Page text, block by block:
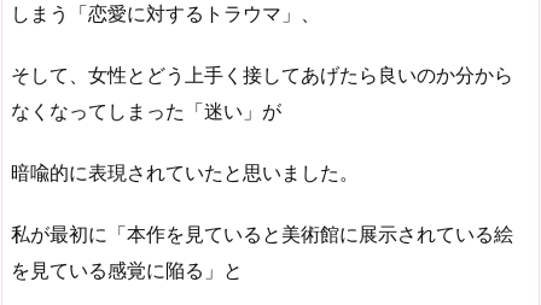
しまう「恋愛に対するトラウマ」、
そして、女性とどう上手く接してあげたら良いのか分から
なくなってしまった「迷い」が
暗喩的に表現されていたと思いました。
私が最初に「本作を見ていると美術館に展示されている絵
を見ている感覚に陥る」と